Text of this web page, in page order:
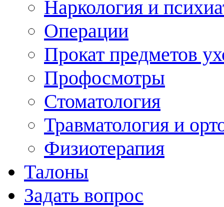
Наркология и
Операции
Прокат предметов
Профосмотры
Стоматология
Травматология и
Физиотерапия
Талоны
Задать вопрос